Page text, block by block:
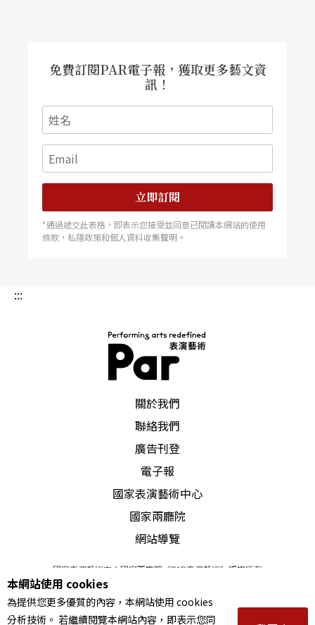
免費訂閱PAR電子報，獲取更多藝文資
訊！
立即訂閱
*通過遞交此表格，即表示您接受並同意已閱讀本網站的使用
條款，私隱政策和個人資料收集聲明。
:::
關於我們
聯絡我們
廣告刊登
電子報
國家表演藝術中心
國家兩廳院
網站導覽
國家表演藝術中心國家兩廳院《PAR表演藝術》版權所有
© 2022Performing arts redefined. All Rights Reserved
統一編號 Tax Id number 00973926
本站所提供相關演出資訊，如有異動應以主辦單位公告為準。
本網站使用 cookies
為提供您更多優質的內容，本網站使用 cookies
分析技術。 若繼續閱覽本網站內容，即表示您同